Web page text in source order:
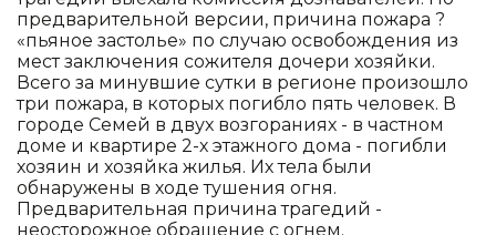
предварительной версии, причина пожара ?
«пьяное застолье» по случаю освобождения из
мест заключения сожителя дочери хозяйки.
Всего за минувшие сутки в регионе произошло
три пожара, в которых погибло пять человек. В
городе Семей в двух возгораниях - в частном
доме и квартире 2-х этажного дома - погибли
хозяин и хозяйка жилья. Их тела были
обнаружены в ходе тушения огня.
Предварительная причина трагедий -
неосторожное обращение с огнем.